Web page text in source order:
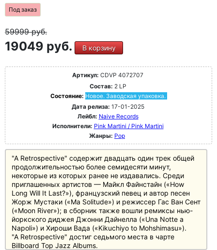
Под заказ
59999руб.
19049 руб. В корзину
Артикул: CDVP 4072707
Состав: 2 LP
Состояние: Новое. Заводская упаковка.
Дата релиза: 17-01-2025
Лейбл: Naive Records
Исполнители: Pink Martini / Pink Martini
Жанры: Pop
"A Retrospective" содержит двадцать один трек общей
продолжительностью более семидесяти минут,
некоторые из которых ранее не издавались. Среди
приглашенных артистов — Майкл Файнстайн («How ​​
Long Will It Last?»), французский певец и автор песен
Жорж Мустаки («Ma Solitude») и режиссер Гас Ван Сент
(«Moon River»); в сборник также вошли ремиксы нью-
йоркского диджея Джонни Дайнелла («Una Notte a
Napoli») и Хироши Вада («Kikuchiyo to Mohshimasu»).
"A Retrospective" достиг седьмого места в чарте
Billboard Top Jazz Albums.